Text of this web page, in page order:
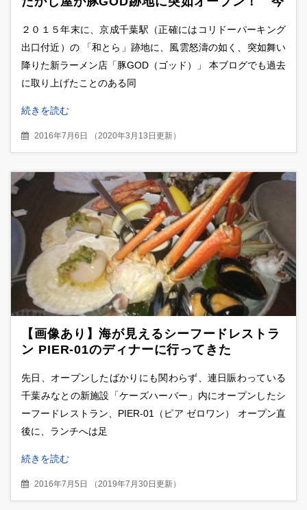
２０１５年末に、京成千葉駅（正確にはコリドーパーキング
出口付近）の 「和とら」跡地に、風雲怒濤の如く、突如舞い
降りた新ラーメン店「豚GOD（ゴッド）」 本ブログでも過去
に取り上げたことのある同
続きを読む
2016年7月6日 （2020年3月13日更新）
【画像あり】海が見えるシーフードレストラ
ン PIER-01のディナーに行ってきた
先日、オープンしたばかりにも関わらず、連日賑わっている
千葉みなとの新施設「ケーズハーバー」内にオープンしたシ
ーフードレストラン、PIER-01（ピア ゼロワン） オープン直
後に、ランチへは足
続きを読む
2016年7月5日 （2019年7月30日更新）